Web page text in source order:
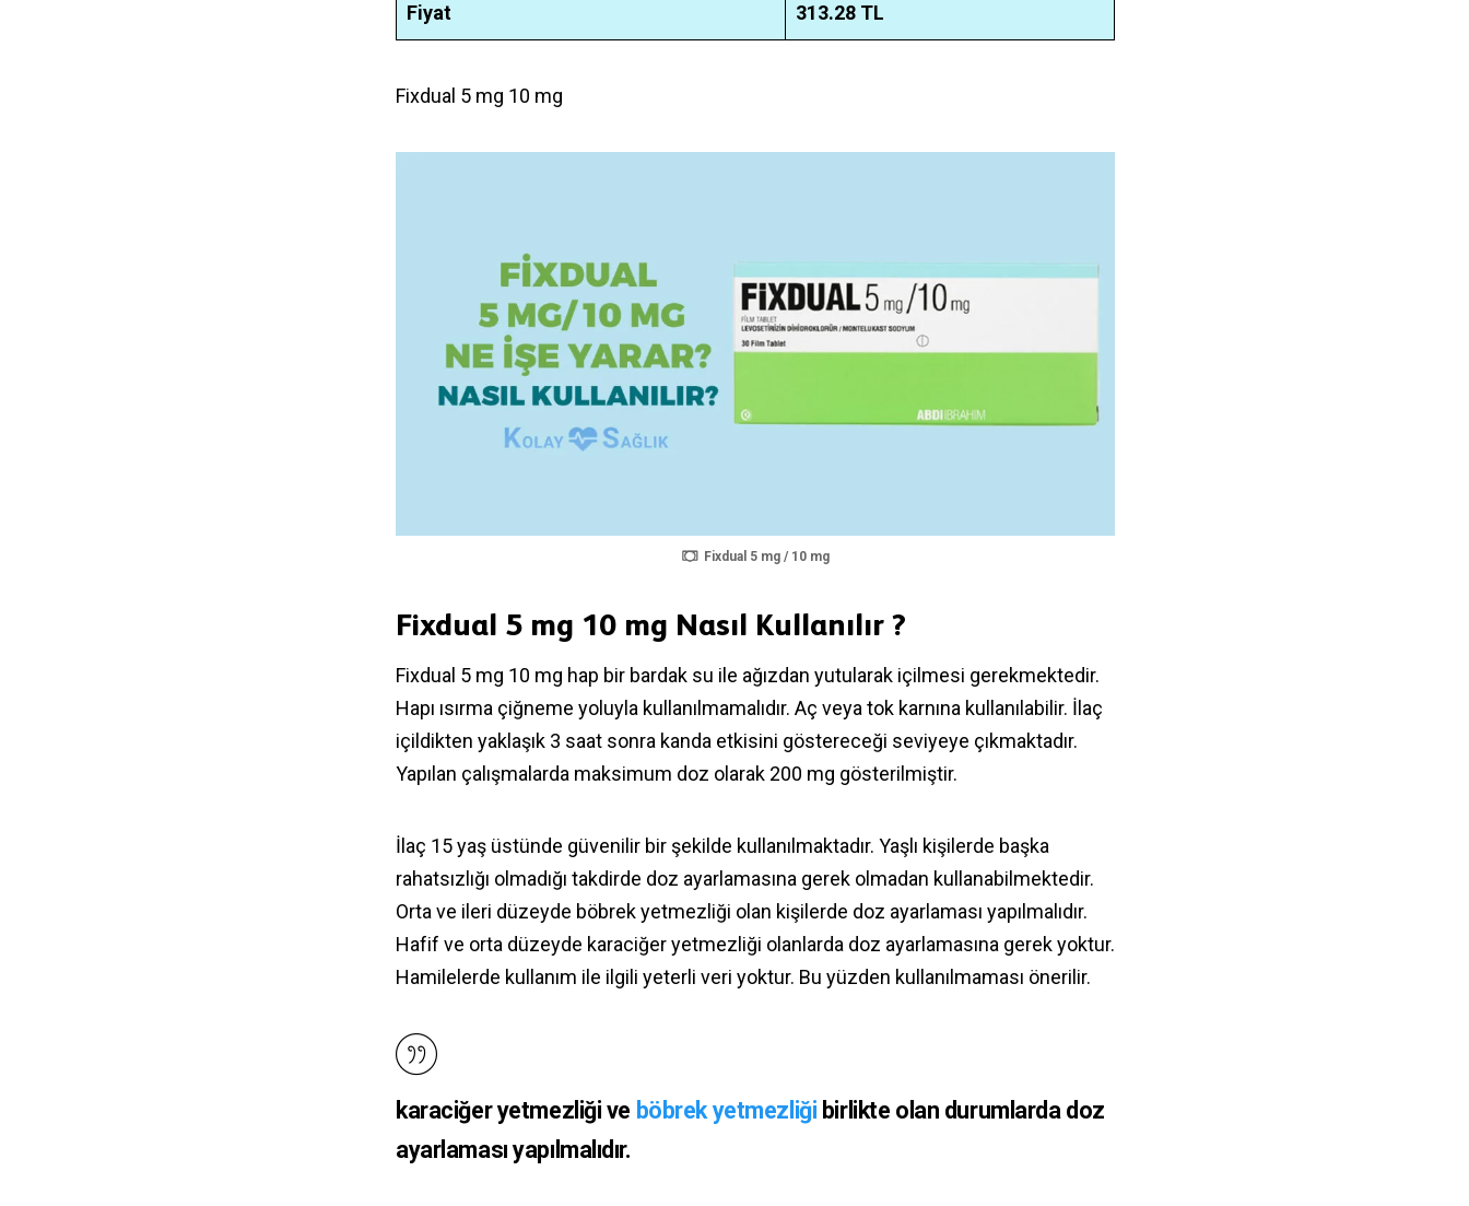
Fiyat 313.28 TL
Fixdual 5 mg 10 mg
Fixdual 5 mg / 10 mg
Fixdual 5 mg 10 mg Nasıl Kullanılır ?
Fixdual 5 mg 10 mg hap bir bardak su ile ağızdan yutularak içilmesi gerekmektedir.
Hapı ısırma çiğneme yoluyla kullanılmamalıdır. Aç veya tok karnına kullanılabilir. İlaç
içildikten yaklaşık 3 saat sonra kanda etkisini göstereceği seviyeye çıkmaktadır.
Yapılan çalışmalarda maksimum doz olarak 200 mg gösterilmiştir.
İlaç 15 yaş üstünde güvenilir bir şekilde kullanılmaktadır. Yaşlı kişilerde başka
rahatsızlığı olmadığı takdirde doz ayarlamasına gerek olmadan kullanabilmektedir.
Orta ve ileri düzeyde böbrek yetmezliği olan kişilerde doz ayarlaması yapılmalıdır.
Hafif ve orta düzeyde karaciğer yetmezliği olanlarda doz ayarlamasına gerek yoktur.
Hamilelerde kullanım ile ilgili yeterli veri yoktur. Bu yüzden kullanılmaması önerilir.
karaciğer yetmezliği ve böbrek yetmezliği birlikte olan durumlarda doz
ayarlaması yapılmalıdır.